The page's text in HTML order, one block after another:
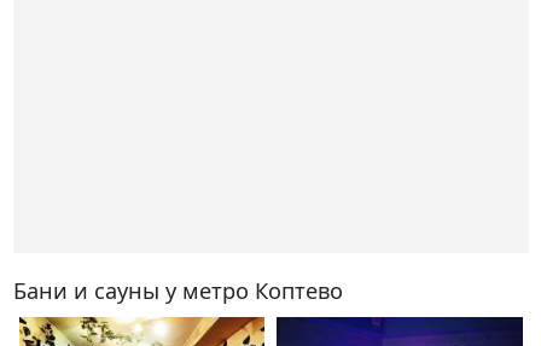
Бани и сауны у метро Коптево